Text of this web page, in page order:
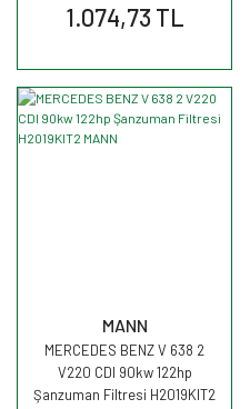
1.074,73 TL
MANN
MERCEDES BENZ V 638 2
V220 CDI 90kw 122hp
Şanzuman Filtresi H2019KIT2